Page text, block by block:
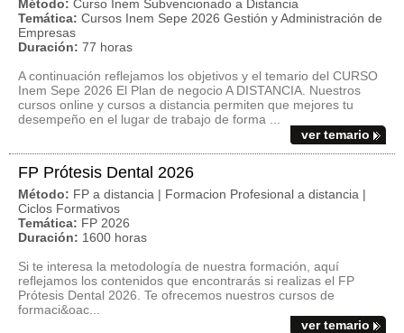
Método: Curso Inem Subvencionado a Distancia
Temática: Cursos Inem Sepe 2026 Gestión y Administración de
Empresas
Duración: 77 horas
A continuación reflejamos los objetivos y el temario del CURSO
Inem Sepe 2026 El Plan de negocio A DISTANCIA. Nuestros
cursos online y cursos a distancia permiten que mejores tu
desempeño en el lugar de trabajo de forma ...
ver temario
FP Prótesis Dental 2026
Método: FP a distancia | Formacion Profesional a distancia |
Ciclos Formativos
Temática: FP 2026
Duración: 1600 horas
Si te interesa la metodología de nuestra formación, aquí
reflejamos los contenidos que encontrarás si realizas el FP
Prótesis Dental 2026. Te ofrecemos nuestros cursos de
formaci&oac...
ver temario